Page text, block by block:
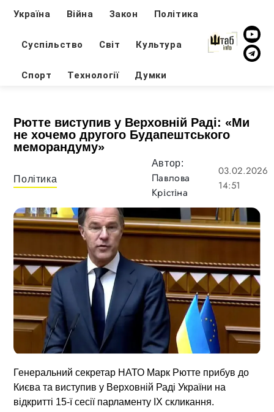
Україна Війна Закон Політика
Суспільство Світ Культура
Спорт Технології Думки
Рютте виступив у Верховній Раді: «Ми
не хочемо другого Будапештського
меморандуму»
Політика
Автор:
Павлова
Крістіна
03.02.2026
14:51
Генеральний секретар НАТО Марк Рютте прибув до
Києва та виступив у Верховній Раді України на
відкритті 15-ї сесії парламенту IX скликання.